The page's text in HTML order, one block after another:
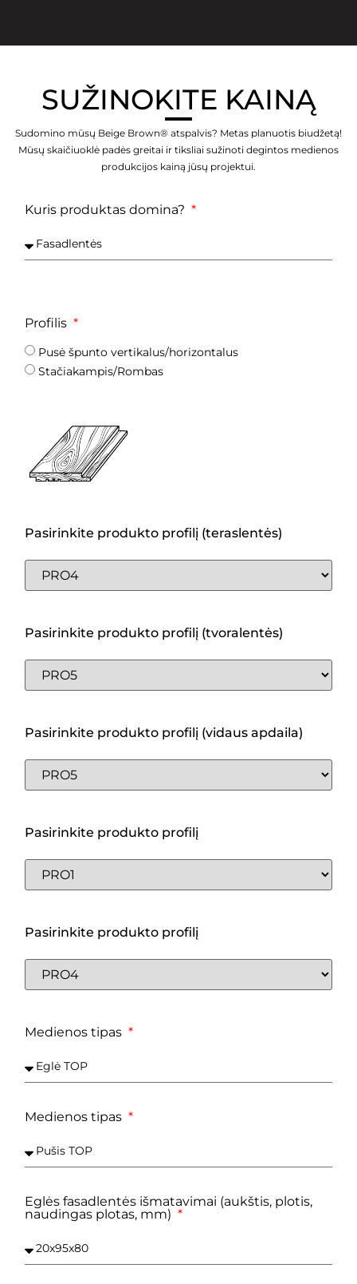
SUŽINOKITE KAINĄ
Sudomino mūsų Beige Brown® atspalvis? Metas planuotis biudžetą!
Mūsų skaičiuoklė padės greitai ir tiksliai sužinoti degintos medienos
produkcijos kainą jūsų projektui.
Kuris produktas domina?
Profilis
Pusė špunto vertikalus/horizontalus
Stačiakampis/Rombas
Pasirinkite produkto profilį (teraslentės)
Pasirinkite produkto profilį (tvoralentės)
Pasirinkite produkto profilį (vidaus apdaila)
Pasirinkite produkto profilį
Pasirinkite produkto profilį
Medienos tipas
Medienos tipas
Eglės fasadlentės išmatavimai (aukštis, plotis,
naudingas plotas, mm)